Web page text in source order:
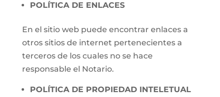
POLÍTICA DE ENLACES
En el sitio web puede encontrar enlaces a
otros sitios de internet pertenecientes a
terceros de los cuales no se hace
responsable el Notario.
POLÍTICA DE PROPIEDAD INTELETUAL